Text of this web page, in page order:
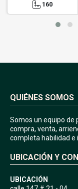
160
QUIÉNES SOMOS
Somos un equipo de
compra, venta,
completa habilidad e
UBICACIÓN Y
UBICACIÓN